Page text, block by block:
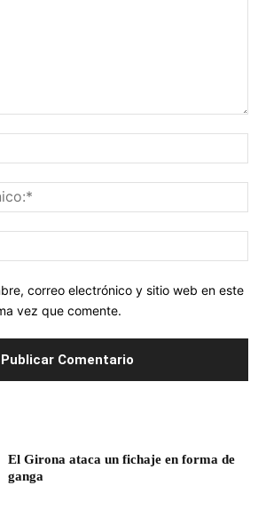
correo electrónico y sitio web en este
vez que comente.
El Girona ataca un fichaje en forma de
ganga